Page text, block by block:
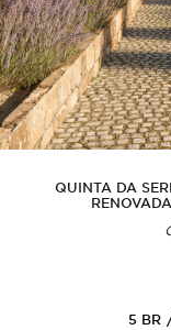
QUINTA DA
5 BR